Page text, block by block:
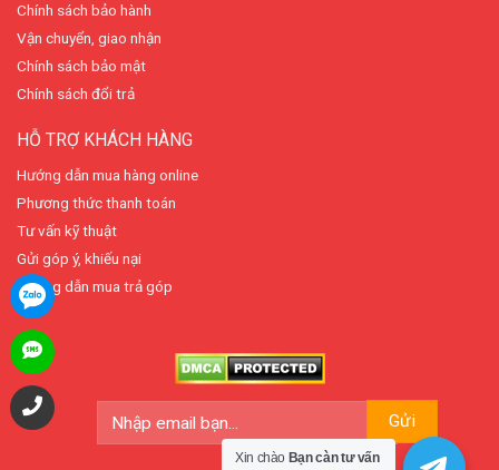
Chính sách bảo hành
Vận chuyển, giao nhận
Chính sách bảo mật
Chính sách đổi trả
HỖ TRỢ KHÁCH HÀNG
Hướng dẫn mua hàng online
Phương thức thanh toán
Tư vấn kỹ thuật
Gửi góp ý, khiếu nại
Hướng dẫn mua trả góp
Xin chào Bạn càn tư vấn